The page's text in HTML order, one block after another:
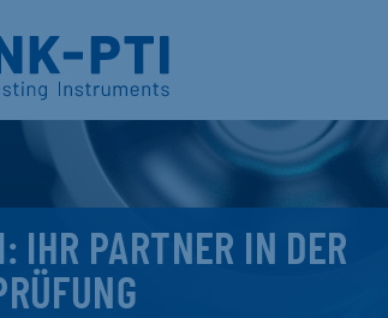
IHR PARTNER IN DER